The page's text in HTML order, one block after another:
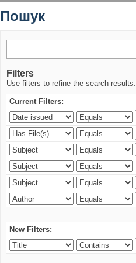
Пошук
Filters
Use filters to refine the search results.
Current Filters:
New Filters: